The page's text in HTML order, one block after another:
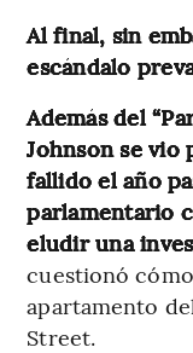
Al final, sin
escándalo
Además del
Johnson se
fallido el año
parlamentario
eludir una
cuestionó
apartamento
Street.